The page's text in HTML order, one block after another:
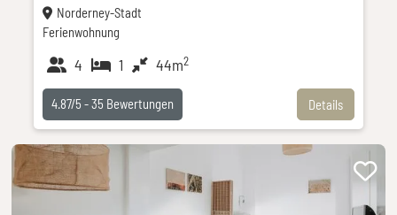
Norderney-Stadt
Ferienwohnung
4 1 44m2
Details
4.87/5 -35 Bewertungen